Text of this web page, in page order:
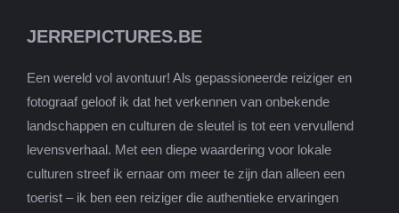
JERREPICTURES.BE
Een wereld vol avontuur! Als gepassioneerde reiziger en
fotograaf geloof ik dat het verkennen van onbekende
landschappen en culturen de sleutel is tot een vervullend
levensverhaal. Met een diepe waardering voor lokale
culturen streef ik ernaar om meer te zijn dan alleen een
toerist – ik ben een reiziger die authentieke ervaringen